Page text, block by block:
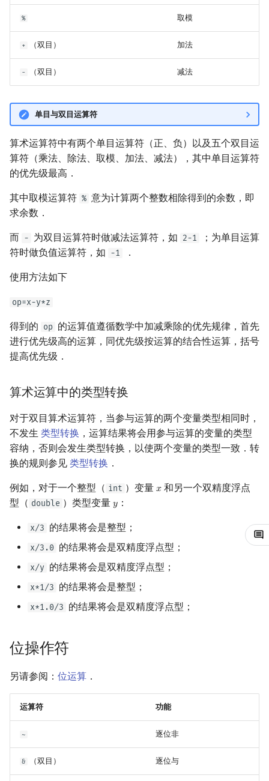
镜像站列表
致谢
Dev-C++
CLion
Geany
Xcode
GUIDE
Sublime Text
CP Editor
Special Judge
Testlib
Polygon
OJ 工具
LaTeX 入门
Git
逻辑运算符
逗号运算符
成员访问运算符
C++ 运算符优先级总表
参考资料与注释
Lambda 表达式
pb_ds
编译优化
归并排序
堆排序
桶排序
希尔排序
锦标赛排序
Tim 排序
排序相关 STL
前缀和 & 差分
二分
构造
IDA*
回溯法
Dancing Links
Alpha–Beta 剪枝
优化
状压 DP
数位 DP
插头 DP
计数 DP
动态 DP
概率 DP
DP 套 DP
其它 DP 方法
Boyer–Moore 算法
Z 函数（扩展 KMP）
AC 自动机
后缀数组 (SA)
后缀自动机 (SAM)
后缀平衡树
广义后缀自动机
Manacher
回文树
最小表示法
Main–Lorentz 算法
置换和排列
弧度制与坐标系
数论
裴蜀定理 & 一次不定方程
费马小定理 & 欧拉定理
模逆元
线性同余方程
中国剩余定理
升幂引理
阶乘取模
离散对数
狄利克雷卷积
杜教筛
Min_25 筛
类欧几里德算法
Stern–Brocot 树与 Farey
二次域
多项式与生成函数
多项式多点求值|快速插值
多项式初等函数
常系数齐次线性递推
多项式平移|连续点值平移
符号化方法
Lagrange 反演
形式幂级数复合|复合逆
组合数学
贝尔数
伯努利数
Entringer Number
Eulerian Number
分拆数
范德蒙德卷积
Pólya 计数
线性代数
线性基
线性映射
特征多项式
对角化
Jordan标准型
抽象代数
概率论
数值算法
杨氏矩阵
拟阵
Berlekamp–Massey 算法
块状数据结构
单调栈
单调队列
ST 表
树状数组
线段树
划分树
AVL 树
红黑树
左偏红黑树
AA 树
跳表
可持久化数据结构
K-D Tree
析合树
PQ 树
手指树
霍夫曼树
树分治
动态树分治
AHU 算法
树哈希
树上随机游走
拓扑排序
最短路问题
生成树问题
斯坦纳树
拆点
连通性相关
环计数问题
2-SAT
欧拉图
二分图
弦图
图的着色
网络流
图的匹配
矩阵树定理
最大团搜索算法
扫描线
旋转卡壳
半平面交
平面最近点对
随机增量法
反演变换
计算几何杂项
有限状态自动机
计算理论基础
字节顺序
约瑟夫问题
表达式求值
在一台机器上规划任务
主元素问题
15-puzzle
Kahan 求和
空间优化简介
% 取模
+ （双目） 加法
- （双目） 减法
单目与双目运算符
算术运算符中有两个单目运算符（正、负）以及五个双目运
算符（乘法、除法、取模、加法、减法），其中单目运算符
的优先级最高．
其中取模运算符 % 意为计算两个整数相除得到的余数，即
求余数．
而 - 为双目运算符时做减法运算符，如 2-1
；为单目运算
符时做负值运算符，如 -1 ．
使用方法如下
op=x-y*z
得到的 op 的运算值遵循数学中加减乘除的优先规律，首先
进行优先级高的运算，同优先级按运算的结合性运算，括号
提高优先级．
算术运算中的类型转换
对于双目算术运算符，当参与运算的两个变量类型相同时，
不发生 类型转换 ，运算结果将会用参与运算的变量的类型
容纳，否则会发生类型转换，以使两个变量的类型一致．转
换的规则参见 类型转换 ．
例如，对于一个整型（ int ）变量 𝑥
x 和另一个双精度浮点
型（ double ）类型变量 𝑦
y：
x/3 的结果将会是整型；
x/3.0 的结果将会是双精度浮点型；
x/y 的结果将会是双精度浮点型；
x*1/3 的结果将会是整型；
x*1.0/3 的结果将会是双精度浮点型；
位操作符
另请参阅： 位运算 ．
运算符 功能
~ 逐位非
& （双目） 逐位与